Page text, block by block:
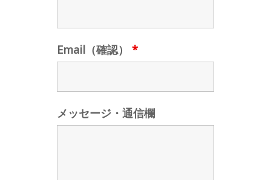
Email（確認） *
メッセージ・通信欄